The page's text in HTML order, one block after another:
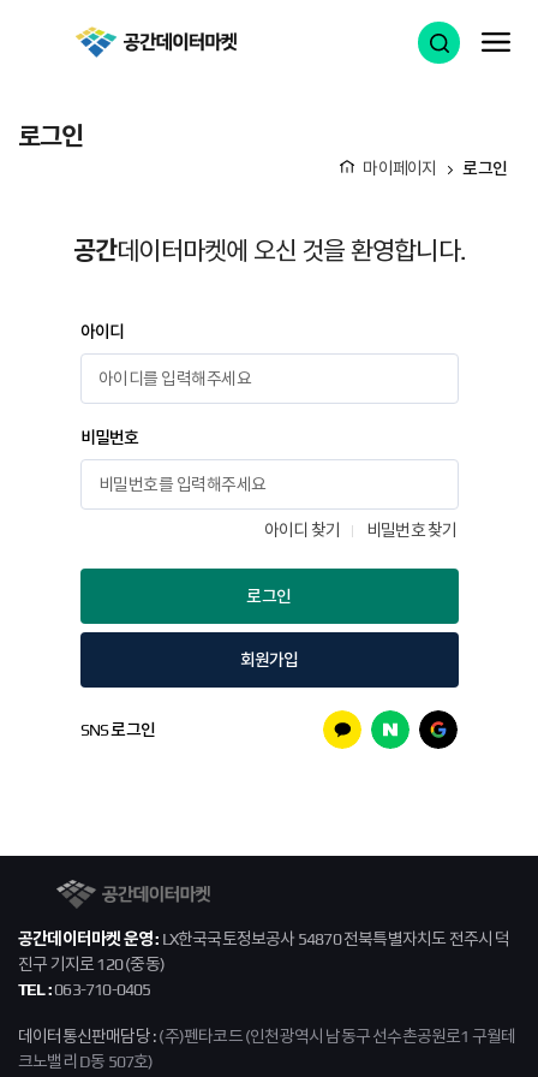
검색 열기
로그인
홈
마이페이지 로그인
공간데이터마켓에 오신 것을 환영합니다.
아이디
비밀번호
아이디 찾기 비밀번호 찾기
회원가입
SNS 로그인 카카오 네이버 구글
공간데이터마켓 운영 : LX한국국토정보공사 54870 전북특별자치도 전주시 덕
진구 기지로 120 (중동)
TEL :063-710-0405
데이터통신판매담당 :(주)펜타코드 (인천광역시 남동구 선수촌공원로1 구월테
크노밸리 D동 507호)